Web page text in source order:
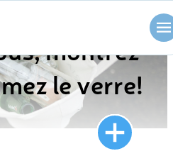
montrez
le verre!